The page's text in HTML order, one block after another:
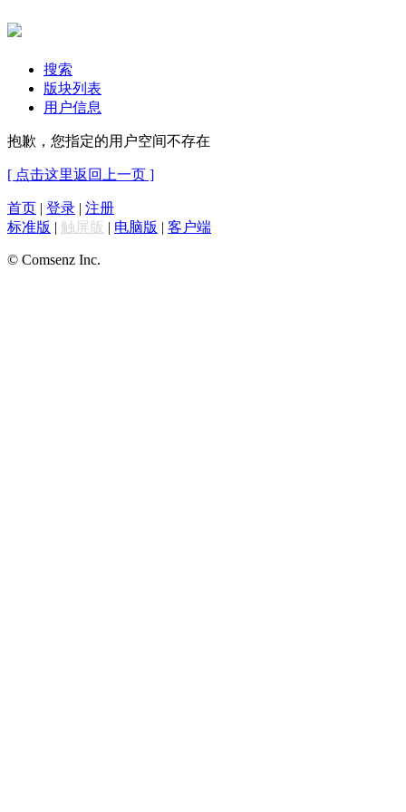
搜索
版块列表
用户信息
抱歉，您指定的用户空间不存在
[ 点击这里返回上一页 ]
首页 | 登录 | 注册
标准版 | 触屏版 | 电脑版 | 客户端
© Comsenz Inc.